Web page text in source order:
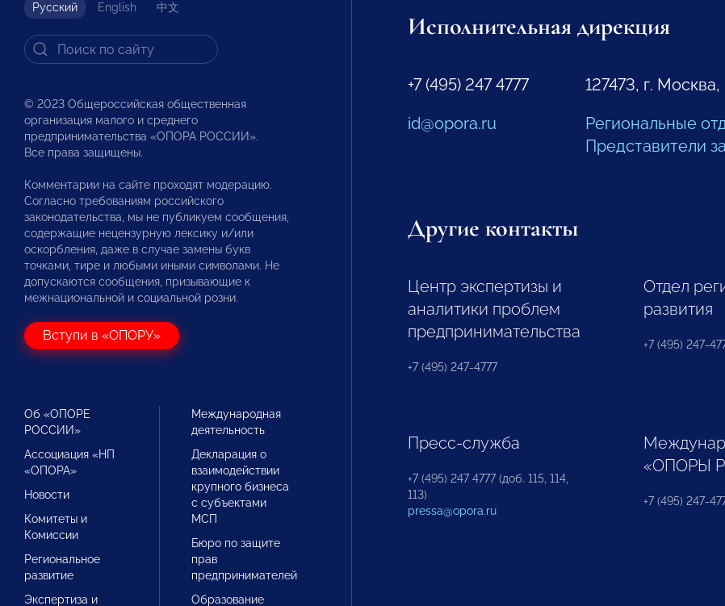
Русский English 中文
© 2023 Общероссийская общественная
организация малого и среднего
предпринимательства «ОПОРА РОССИИ».
Все права защищены.
Комментарии на сайте проходят модерацию.
Согласно требованиям российского
законодательства, мы не публикуем сообщения,
содержащие нецензурную лексику и/или
оскорбления, даже в случае замены букв
точками, тире и любыми иными символами. Не
допускаются сообщения, призывающие к
межнациональной и социальной розни.
Вступи в «ОПОРУ»
Об «ОПОРЕ
РОССИИ»
Ассоциация «НП
«ОПОРА»
Новости
Комитеты и
Комиссии
Региональное
развитие
Экспертиза и
Международная
деятельность
Декларация о
взаимодействии
крупного бизнеса
с субъектами
МСП
Бюро по защите
прав
предпринимателей
Образование
Исполнительная дирекция
+7 (495) 247 4777
id@opora.ru
127473, г.
Региональные
Представители
Другие контакты
Центр экспертизы и
аналитики проблем
предпринимательства
+7 (495) 247-4777
Отдел
развития
+7 (495) 247-
Пресс-служба
+7 (495) 247 4777 (доб. 115, 114,
113)
pressa@opora.ru
«ОПОРЫ
+7 (495) 247-